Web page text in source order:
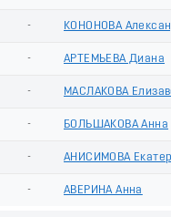
- КОНОНОВА
- АРТЕМЬЕВА Диана
- МАСЛАКОВА
- БОЛЬШАКОВА Анна
- АНИСИМОВА
- АВЕРИНА Анна